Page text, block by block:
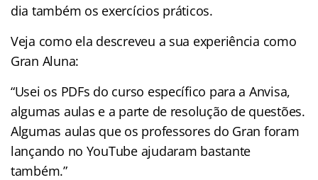
dia também os exercícios práticos.
Veja como ela descreveu a sua experiência como
Gran Aluna:
“Usei os PDFs do curso específico para a Anvisa,
algumas aulas e a parte de resolução de questões.
Algumas aulas que os professores do Gran foram
lançando no YouTube ajudaram bastante
também.”